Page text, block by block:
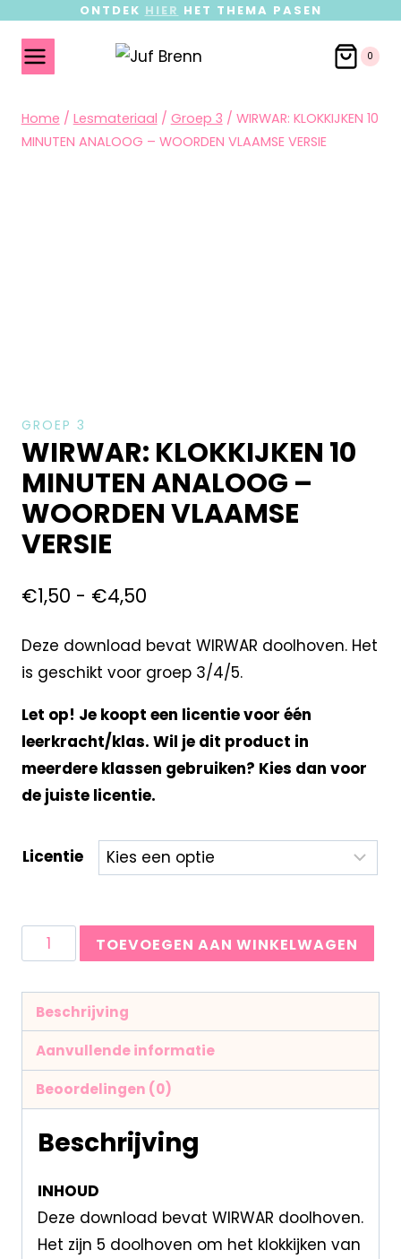
ONTDEK HIER HET THEMA PASEN
0
Home / Lesmateriaal / Groep 3 / WIRWAR: KLOKKIJKEN 10
MINUTEN ANALOOG – WOORDEN VLAAMSE VERSIE
GROEP 3
WIRWAR: KLOKKIJKEN 10
MINUTEN ANALOOG –
WOORDEN VLAAMSE
VERSIE
€1,50 - €4,50
Deze download bevat WIRWAR doolhoven. Het
is geschikt voor groep 3/4/5.
Let op! Je koopt een licentie voor één
leerkracht/klas. Wil je dit product in
meerdere klassen gebruiken? Kies dan voor
de juiste licentie.
Licentie
TOEVOEGEN AAN WINKELWAGEN
Beschrijving
Aanvullende informatie
Beoordelingen (0)
Beschrijving
INHOUD
Deze download bevat WIRWAR doolhoven.
Het zijn 5 doolhoven om het klokkijken van